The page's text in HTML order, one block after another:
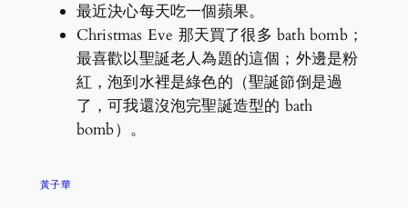
最近決心每天吃一個蘋果。
Christmas Eve 那天買了很多 bath bomb；
最喜歡以聖誕老人為題的這個；外邊是粉
紅，泡到水裡是綠色的（聖誕節倒是過
了，可我還沒泡完聖誕造型的 bath
bomb）。
黃子華